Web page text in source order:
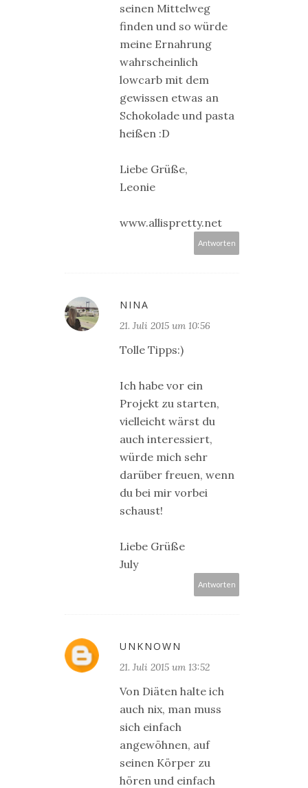
seinen Mittelweg
finden und so würde
meine Ernahrung
wahrscheinlich
lowcarb mit dem
gewissen etwas an
Schokolade und pasta
heißen :D
Liebe Grüße,
Leonie
www.allispretty.net
Antworten
NINA
21. Juli 2015 um 10:56
Tolle Tipps:)
Ich habe vor ein
Projekt zu starten,
vielleicht wärst du
auch interessiert,
würde mich sehr
darüber freuen, wenn
du bei mir vorbei
schaust!
Liebe Grüße
July
Antworten
UNKNOWN
21. Juli 2015 um 13:52
Von Diäten halte ich
auch nix, man muss
sich einfach
angewöhnen, auf
seinen Körper zu
hören und einfach